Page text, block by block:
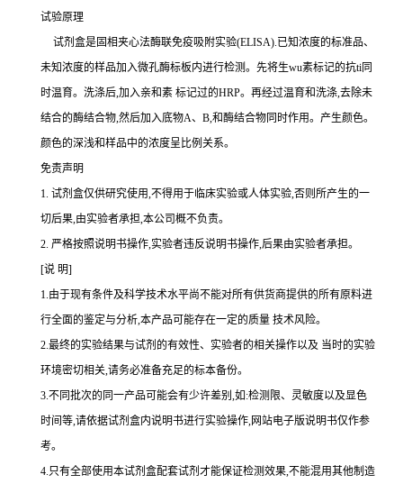
试验原理
试剂盒是固相夹心法酶联免疫吸附实验(ELISA).已知浓度的标准品、
未知浓度的样品加入微孔酶标板内进行检测。先将生wu素标记的抗ti 同
时温育。洗涤后,加入亲和素 标记过的HRP。再经过温育和洗涤,去除未
结合的酶结合物,然后加入底物A、B,和酶结合物同时作用。产生颜色。
颜色的深浅和样品中的浓度呈比例关系。
免责声明
1. 试剂盒仅供研究使用,不得用于临床实验或人体实验,否则所产生的一
切后果,由实验者承担,本公司概不负责。
2. 严格按照说明书操作,实验者违反说明书操作,后果由实验者承担。
[说 明]
1.由于现有条件及科学技术水平尚不能对所有供货商提供的所有原料进
行全面的鉴定与分析,本产品可能存在一定的质量 技术风险。
2.最终的实验结果与试剂的有效性、实验者的相关操作以及 当时的实验
环境密切相关,请务必准备充足的标本备份。
3.不同批次的同一产品可能会有少许差别,如:检测限、灵敏度以及显色
时间等,请依据试剂盒内说明书进行实验操作,网站电子版说明书仅作参
考。
4.只有全部使用本试剂盒配套试剂才能保证检测效果,不能混用其他制造